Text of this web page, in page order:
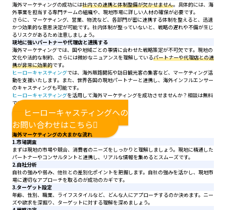
海外マーケティングの成功には社内での連携と体制整備が欠かせません。具体的には、海
外事業を担当する専門チームの組織や、現地市場に詳しい人材の確保が必要です。
さらに、マーケティング、営業、物流など、各部門が密に連携する体制を整えると、迅速
かつ効果的な意思決定が可能です。社内体制が整っていないと、戦略の遅れや不備が生じ
るリスクがあるため注意しましょう。
現地に強いパートナーや代理店と連携する
海外マーケティングでは、国や地域ごとの事情に合わせた戦略策定が不可欠です。現地の
文化や法的な制約、さらには微妙なニュアンスを理解しているパートナーや代理店との連
携が非常に効果的です。
ヒーローキャスティングでは、海外販路開拓や訪日観光客の集客など、マーケティング活
動を支援いたします。また、世界各国の現地パートナーと連携し、海外インフルエンサー
のキャスティングも可能です。
ヒーローキャスティングを活用して海外マーケティングを成功させませんか？相談は無料
ですので、お気軽にお問い合わせください。
ヒーローキャスティングへの
お問い合わせはこちら
海外マーケティングの大まかな流れ
1.市場調査
まずは現地の市場や競合、消費者のニーズをしっかりと理解しましょう。現地に精通した
パートナーやコンサルタントと連携し、リアルな情報を集めるとスムーズです。
2.自社分析
自社の強みや弱み、他社との差別化ポイントを把握します。自社の強みを活かし、現地市
場に適切なアプローチを取るのが成功のカギです。
3.ターゲット設定
年齢、性別、職業、ライフスタイルなど、どんな人にアプローチするのか決めます。ニー
ズや欲求を深掘り、ターゲットに対する理解を深めましょう。